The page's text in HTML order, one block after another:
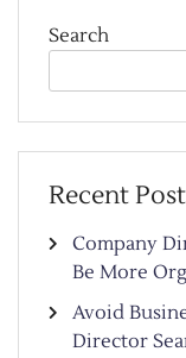
Search
Recent
Company
Be More
Avoid
Director